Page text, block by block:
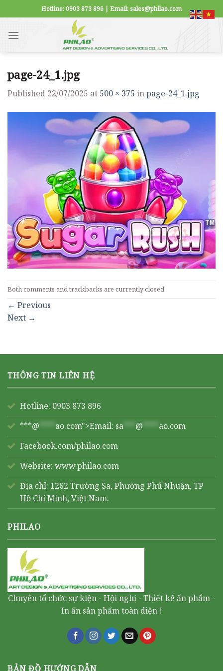
to
content
Hotline: 0903 873 896 | Email: sales@philao.com
page-24_1.jpg
Published 22/07/2025 at 500 × 375 inpage-24_1.jpg
Both comments and trackbacks are currently closed.
← Previous
Next →
THÔNG TIN LIÊN HỆ
Hotline: 0903 873 896
***@ **** ao.com">Email: sa *** @ **** ao.com
Facebook.com/philao.com
Website: www.philao.com
Địa chỉ: 1262 Trường Sa, Phường Phú Nhuận, TP
Hồ Chí Minh, Việt Nam.
PHILAO
Chuyên tổ chức sự kiện - Hội nghị - Thiết kế ấn phẩm -
In ấn sản phẩm toàn diện !
BẢN ĐỒ HƯỚNG DẪN